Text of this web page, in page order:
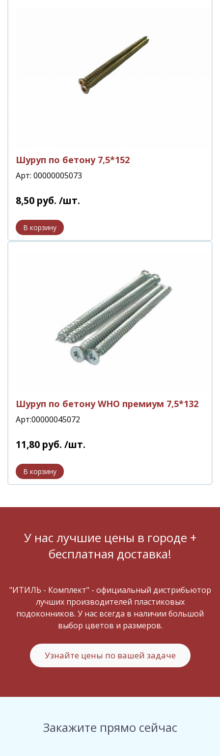
Шуруп по бетону 7,5*152
Арт: 00000005073
8,50 руб. /шт.
Шуруп по бетону WHO премиум 7,5*132
Арт:00000045072
11,80 руб. /шт.
У нас лучшие цены в городе +
бесплатная доставка!
"ИТИЛЬ - Комплект" - официальный дистрибьютор
лучших производителей пластиковых
подоконников. У нас всегда в наличии большой
выбор цветов и размеров.
Узнайте цены по вашей задаче
Закажите прямо сейчас